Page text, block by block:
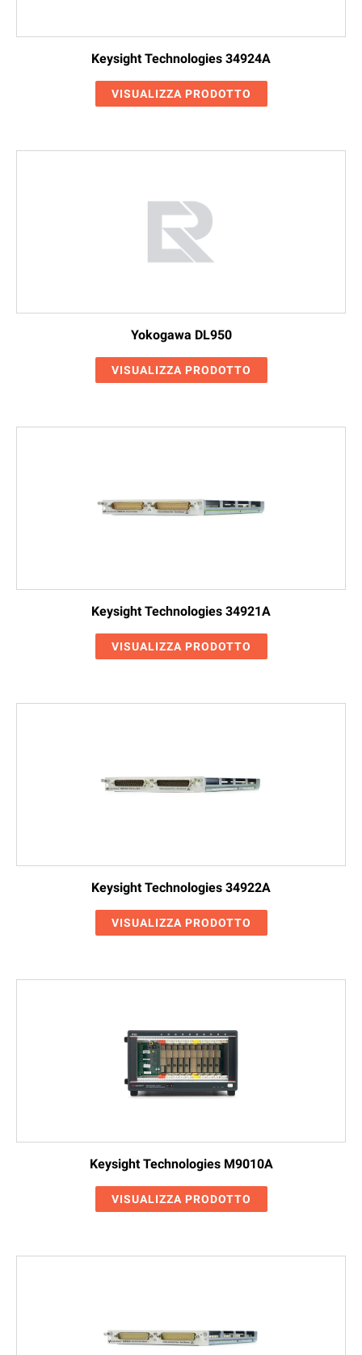
Keysight Technologies 34924A
VISUALIZZA PRODOTTO
Yokogawa DL950
VISUALIZZA PRODOTTO
Keysight Technologies 34921A
VISUALIZZA PRODOTTO
Keysight Technologies 34922A
VISUALIZZA PRODOTTO
Keysight Technologies M9010A
VISUALIZZA PRODOTTO